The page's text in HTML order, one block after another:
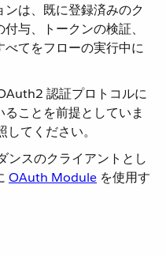
は、既に登録済みのク
与、トークンの検証、
てをフローの実行中に
認証プロトコルに
ことを前提としていま
してください。
ンスのクライアントとし
OAuth Module ​ を使用す